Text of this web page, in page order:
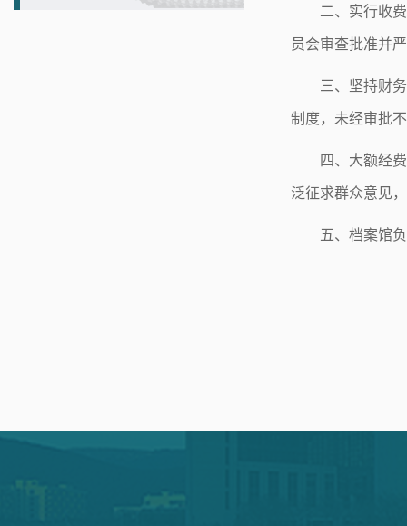
二、实行收
员会审查批准并
三、坚持财
制度，未经审批
四、大额经
泛征求群众意见
五、档案馆